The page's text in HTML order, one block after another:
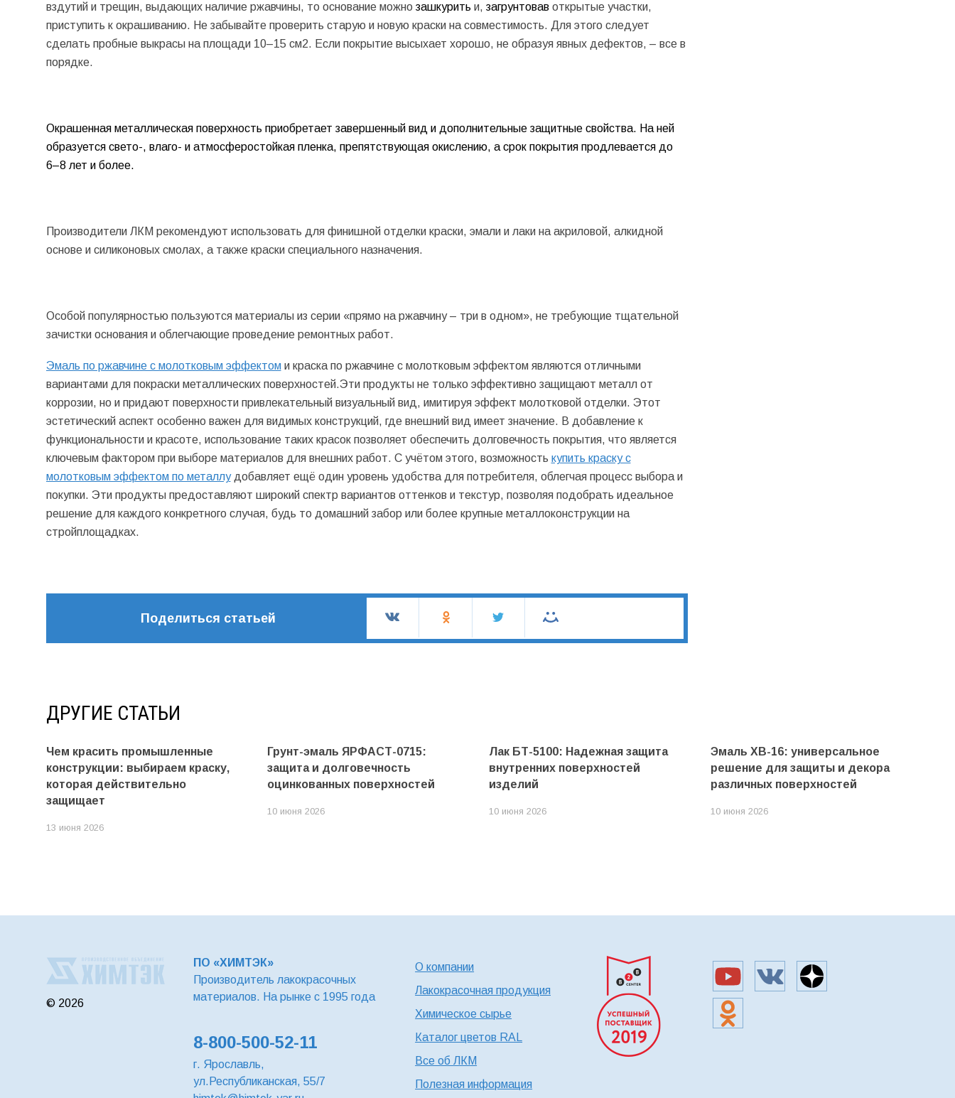
вздутий и трещин, выдающих наличие ржавчины, то основание можно зашкурить и, загрунтовавоткрытые участки,
приступить к окрашиванию. Не забывайте проверить старую и новую краски на совместимость. Для этого следует
сделать пробные выкрасы на площади 10–15 см2. Если покрытие высыхает хорошо, не образуя явных дефектов, – все в
порядке.
Окрашенная металлическая поверхность приобретает завершенный вид и дополнительные защитные свойства. На ней
образуется свето-, влаго- и атмосферостойкая пленка, препятствующая окислению, а срок покрытия продлевается до
6–8 лет и более.
Производители ЛКМ рекомендуют использовать для финишной отделки краски, эмали и лаки на акриловой, алкидной
основе и силиконовых смолах, а также краски специального назначения.
Особой популярностью пользуются материалы из серии «прямо на ржавчину – три в одном», не требующие тщательной
зачистки основания и облегчающие проведение ремонтных работ.
Эмаль по ржавчине с молотковым эффектоми краска по ржавчине с молотковым эффектом являются отличными
вариантами для покраски металлических поверхностей.Эти продукты не только эффективно защищают металл от
коррозии, но и придают поверхности привлекательный визуальный вид, имитируя эффект молотковой отделки. Этот
эстетический аспект особенно важен для видимых конструкций, где внешний вид имеет значение. В добавление к
функциональности и красоте, использование таких красок позволяет обеспечить долговечность покрытия, что является
ключевым фактором при выборе материалов для внешних работ. С учётом этого, возможность купить краску с
молотковым эффектом по металлудобавляет ещё один уровень удобства для потребителя, облегчая процесс выбора и
покупки. Эти продукты предоставляют широкий спектр вариантов оттенков и текстур, позволяя подобрать идеальное
решение для каждого конкретного случая, будь то домашний забор или более крупные металлоконструкции на
стройплощадках.
Поделиться статьей
ДРУГИЕ СТАТЬИ
Чем красить промышленные
конструкции: выбираем краску,
которая действительно
защищает
13 июня 2026
Грунт-эмаль ЯРФАСТ-0715:
защита и долговечность
оцинкованных поверхностей
10 июня 2026
Лак БТ-5100: Надежная защита
внутренних поверхностей
изделий
10 июня 2026
Эмаль ХВ-16: универсальное
решение для защиты и декора
различных поверхностей
10 июня 2026
© 2026
ПО «ХИМТЭК»
Производитель лакокрасочных
материалов. На рынке с 1995 года
8-800-500-52-11
г. Ярославль,
ул.Республиканская, 55/7
О компании
Лакокрасочная продукция
Химическое сырье
Каталог цветов RAL
Все об ЛКМ
Полезная информация